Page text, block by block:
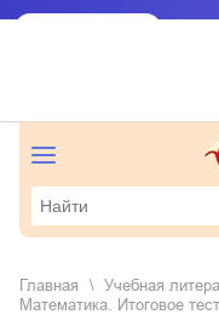
Главная учебная
Математика. Итоговое